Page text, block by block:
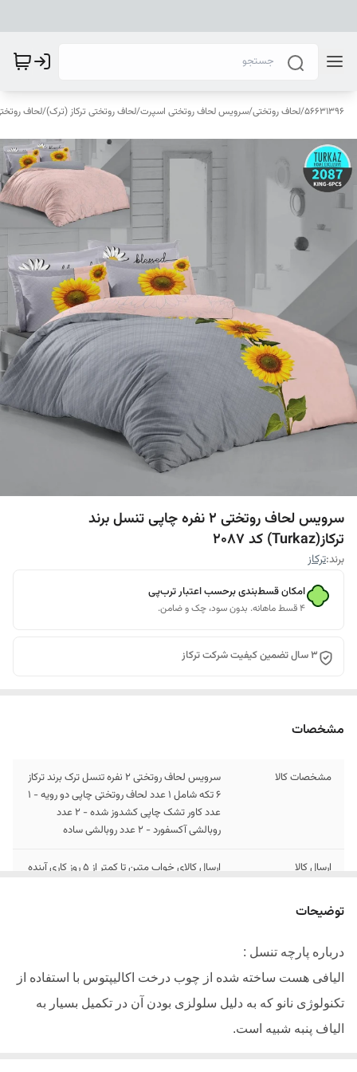
56631396
/لحاف روتختی/سرویس لحاف روتختی اسپرت/لحاف روتختی ترکاز (ترک)/لحاف روتختی
سرویس لحاف روتختی 2 نفره چاپی تنسل برند
ترکاز(Turkaz) کد 2087
برند:ترکاز
امکان قسط‌بندی برحسب اعتبار ترب‌پی
۴ قسط ماهانه. بدون سود، چک و ضامن.
3 سال تضمین کیفیت شرکت ترکاز
مشخصات
مشخصات کالا
سرویس لحاف روتختی 2 نفره تنسل ترک برند ترکاز
6 تکه شامل 1 عدد لحاف روتختی چاپی دو رویه - 1
عدد کاور تشک چاپی کشدوز شده - 2 عدد
روبالشی آکسفورد - 2 عدد روبالشی ساده
ارسال کالا ارسال کالای خواب متین تا کمتر از 5 روز کاری آینده
توضیحات
درباره پارچه تنسل :
الیافی هست ساخته شده از چوب درخت اکالیپتوس با استفاده از
تکنولوژی نانو که به دلیل سلولزی بودن آن در تکمیل بسیار به
الیاف پنبه شبیه است.